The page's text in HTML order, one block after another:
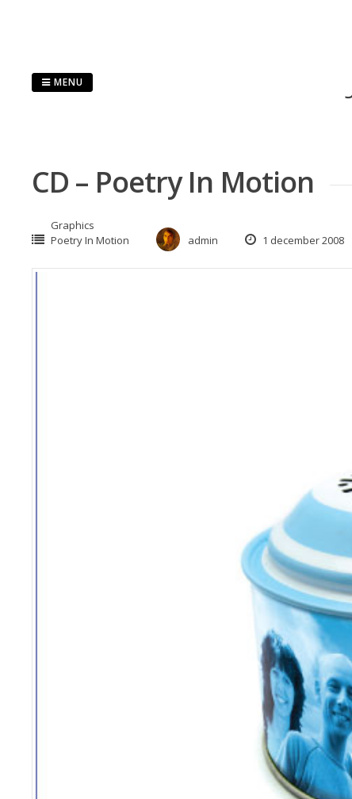
MENU
CD – Poetry In Motion
Graphics
Poetry In Motion
admin 1 december 2008